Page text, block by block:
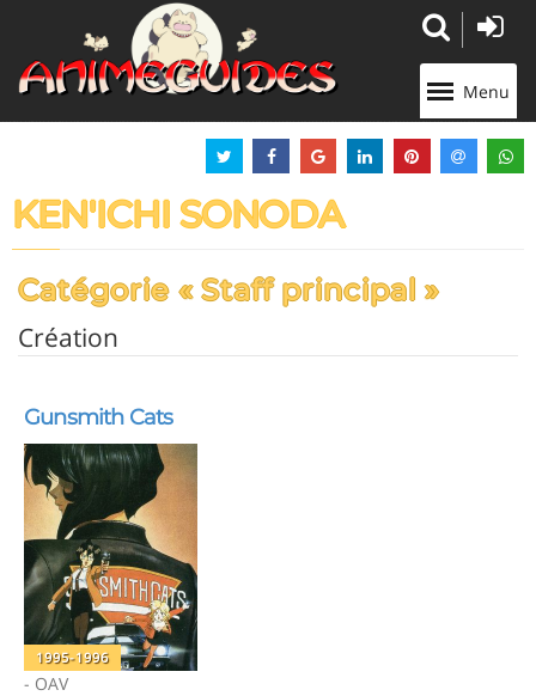
Menu
KEN'ICHI SONODA
Catégorie « Staff principal »
Création
Gunsmith Cats
1995-1996
- OAV
Panneau de gestion des cookies